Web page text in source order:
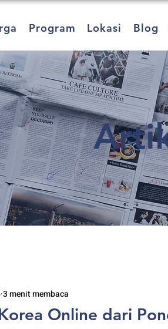
Program Lokasi Blog
Online dari
3 menit membaca